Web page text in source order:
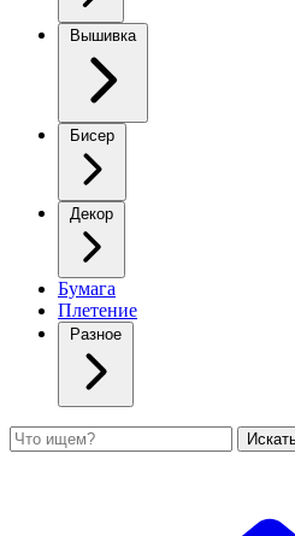
Вышивка
Бисер
Декор
Бумага
Плетение
Разное
Поиск